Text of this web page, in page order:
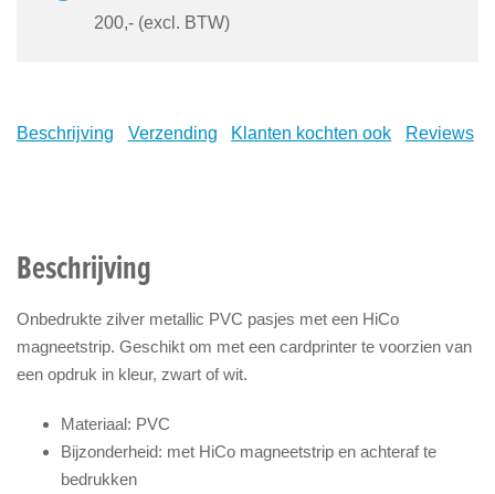
200,- (excl. BTW)
Beschrijving Verzending Klanten kochten ook Reviews
Beschrijving
Onbedrukte zilver metallic PVC pasjes met een HiCo
magneetstrip. Geschikt om met een cardprinter te voorzien van
een opdruk in kleur, zwart of wit.
Materiaal: PVC
Bijzonderheid: met HiCo magneetstrip en achteraf te
bedrukken